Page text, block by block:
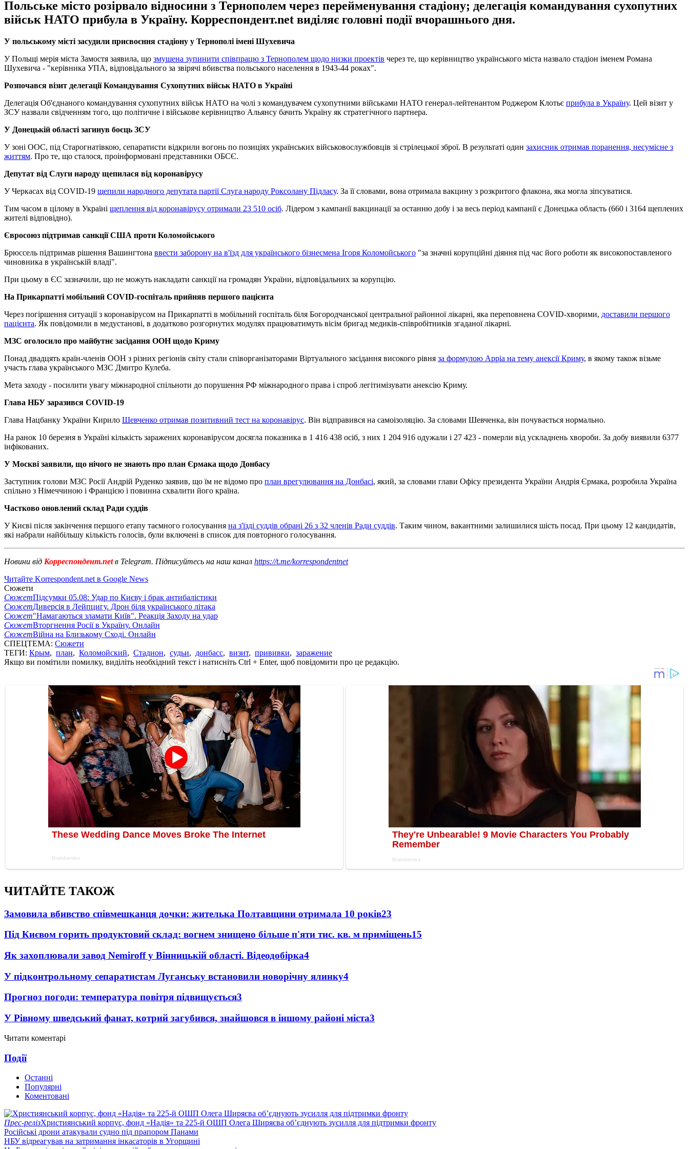
Польське місто розірвало відносини з Тернополем через перейменування стадіону; делегація командування сухопутних
військ НАТО прибула в Україну. Корреспондент.net виділяє головні події вчорашнього дня.
У польському місті засудили присвоєння стадіону у Тернополі імені Шухевича
У Польщі мерія міста Замостя заявила, що змушена зупинити співпрацю з Тернополем щодо низки проектів через те, що керівництво українського міста назвало стадіон іменем Романа
Шухевича - "керівника УПА, відповідального за звірячі вбивства польського населення в 1943-44 роках".
Розпочався візит делегації Командування Сухопутних військ НАТО в Україні
Делегація Об'єднаного командування сухопутних військ НАТО на чолі з командувачем сухопутними військами НАТО генерал-лейтенантом Роджером Клотьє прибула в Україну. Цей візит у
ЗСУ назвали свідченням того, що політичне і військове керівництво Альянсу бачить Україну як стратегічного партнера.
У Донецькій області загинув боєць ЗСУ
У зоні ООС, під Старогнатівкою, сепаратисти відкрили вогонь по позиціях українських військовослужбовців зі стрілецької зброї. В результаті один захисник отримав поранення, несумісне з
життям. Про те, що сталося, проінформовані представники ОБСЄ.
Депутат від Слуги народу щепилася від коронавірусу
У Черкасах від COVID-19 щепили народного депутата партії Слуга народу Роксолану Підласу. За її словами, вона отримала вакцину з розкритого флакона, яка могла зіпсуватися.
Тим часом в цілому в Україні щеплення від коронавірусу отримали 23 510 осіб. Лідером з кампанії вакцинації за останню добу і за весь період кампанії є Донецька область (660 і 3164 щеплених
жителі відповідно).
Євросоюз підтримав санкції США проти Коломойського
Брюссель підтримав рішення Вашингтона ввести заборону на в'їзд для українського бізнесмена Ігоря Коломойського "за значні корупційні діяння під час його роботи як високопоставленого
чиновника в українській владі".
При цьому в ЄС зазначили, що не можуть накладати санкції на громадян України, відповідальних за корупцію.
На Прикарпатті мобільний COVID-госпіталь прийняв першого пацієнта
Через погіршення ситуації з коронавірусом на Прикарпатті в мобільний госпіталь біля Богородчанської центральної районної лікарні, яка переповнена COVID-хворими, доставили першого
пацієнта. Як повідомили в медустанові, в додатково розгорнутих модулях працюватимуть вісім бригад медиків-співробітників згаданої лікарні.
МЗС оголосило про майбутнє засідання ООН щодо Криму
Понад двадцять країн-членів ООН з різних регіонів світу стали співорганізаторами Віртуального засідання високого рівня за формулою Арріа на тему анексії Криму, в якому також візьме
участь глава українського МЗС Дмитро Кулеба.
Мета заходу - посилити увагу міжнародної спільноти до порушення РФ міжнародного права і спроб легітимізувати анексію Криму.
Глава НБУ заразився COVID-19
Глава Нацбанку України Кирило Шевченко отримав позитивний тест на коронавірус. Він відправився на самоізоляцію. За словами Шевченка, він почувається нормально.
На ранок 10 березня в Україні кількість заражених коронавірусом досягла показника в 1 416 438 осіб, з них 1 204 916 одужали і 27 423 - померли від ускладнень хвороби. За добу виявили 6377
інфікованих.
У Москві заявили, що нічого не знають про план Єрмака щодо Донбасу
Заступник голови МЗС Росії Андрій Руденко заявив, що їм не відомо про план врегулювання на Донбасі, який, за словами глави Офісу президента України Андрія Єрмака, розробила Україна
спільно з Німеччиною і Францією і повинна схвалити його країна.
Частково оновлений склад Ради суддів
У Києві після закінчення першого етапу таємного голосування на з'їзді суддів обрані 26 з 32 членів Ради суддів. Таким чином, вакантними залишилися шість посад. При цьому 12 кандидатів,
які набрали найбільшу кількість голосів, були включені в список для повторного голосування.
Новини від Корреспондент.netв Telegram. Підписуйтесь на наш канал https://t.me/korrespondentnet
Читайте Korrespondent.net в Google News
Сюжети
СюжетПідсумки 05.08: Удар по Києву і брак антибалістики
СюжетДиверсія в Лейпцигу. Дрон біля українського літака
Сюжет"Намагаються зламати Київ". Реакція Заходу на удар
СюжетВторгнення Росії в Україну. Онлайн
СюжетВійна на Близькому Сході. Онлайн
СПЕЦТЕМА: Сюжети
ТЕГИ: Крым, план, Коломойский, Стадион, судьи, донбасс, визит, прививки, заражение
Якщо ви помітили помилку, виділіть необхідний текст і натисніть Ctrl + Enter, щоб повідомити про це редакцію.
ЧИТАЙТЕ ТАКОЖ
Замовила вбивство співмешканця дочки: жителька Полтавщини отримала 10 років23
Під Києвом горить продуктовий склад: вогнем знищено більше п'яти тис. кв. м приміщень15
Як захоплювали завод Nemiroff у Вінницькій області. Відеодобірка4
У підконтрольному сепаратистам Луганську встановили новорічну ялинку4
Прогноз погоди: температура повітря підвищується3
У Рівному шведський фанат, котрий загубився, знайшовся в іншому районі міста3
Читати коментарі
Події
Останні
Популярні
Коментовані
Прес-релізХристиянський корпус, фонд «Надія» та 225-й ОШП Олега Ширяєва об’єднують зусилля для підтримки фронту
Російські дрони атакували судно під прапором Панами
НБУ відреагував на затримання інкасаторів в Угорщині